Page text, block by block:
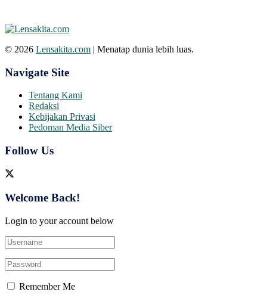
© 2026 Lensakita.com | Menatap dunia lebih luas.
Navigate Site
Tentang Kami
Redaksi
Kebijakan Privasi
Pedoman Media Siber
Follow Us
Welcome Back!
Login to your account below
Remember Me